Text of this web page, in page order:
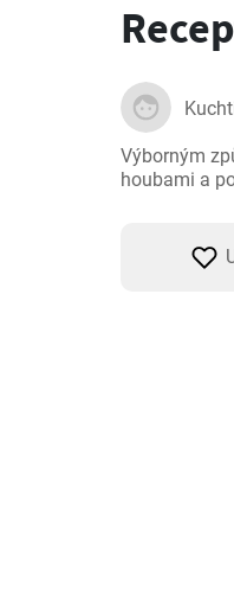
Výborným
houbami a